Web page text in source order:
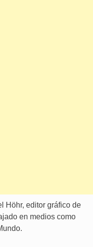
Höhr, editor gráfico de
en medios como